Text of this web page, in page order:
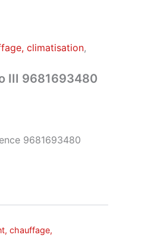
climatisation,
III 9681693480
9681693480
chauffage,